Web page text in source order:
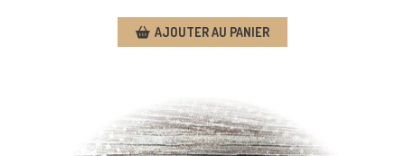
AJOUTER AU PANIER